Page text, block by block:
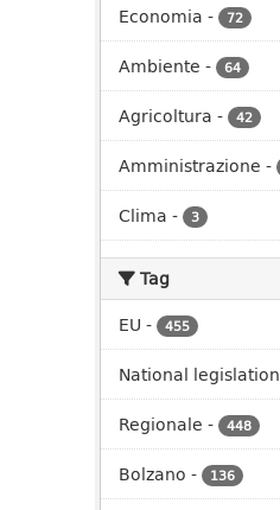
Economia - 72
Ambiente - 64
Agricoltura - 42
Amministrazione -
Clima - 3
Tag
EU - 455
National legislation
Regionale - 448
Bolzano - 136